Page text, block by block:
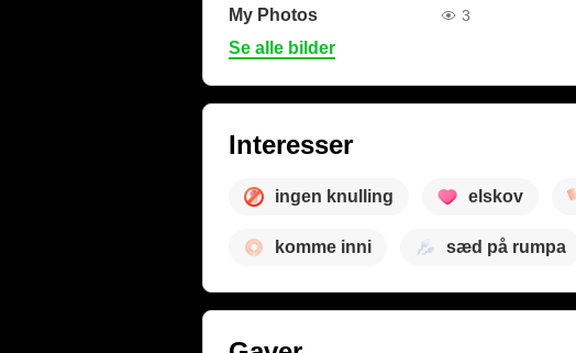
My Photos 3
Se alle bilder
Interesser
ingen knulling elskov
komme inni sæd på rumpa